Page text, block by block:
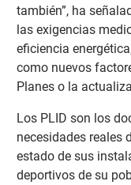
también”, ha
las exigencias
eficiencia
como nuevos
Planes o la
Los PLID son los
necesidades reales
estado de sus
deportivos de su